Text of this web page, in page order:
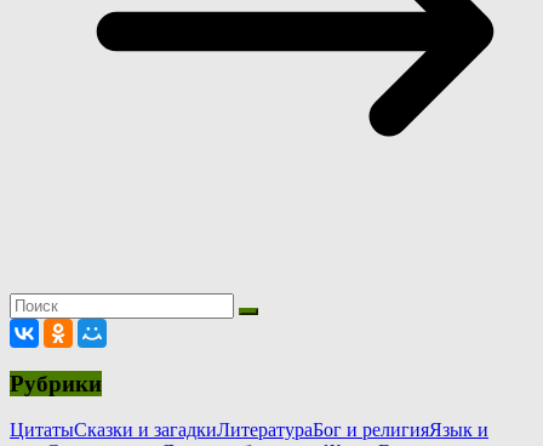
Рубрики
ЦитатыСказки и загадкиЛитератураБог и религияЯзык и